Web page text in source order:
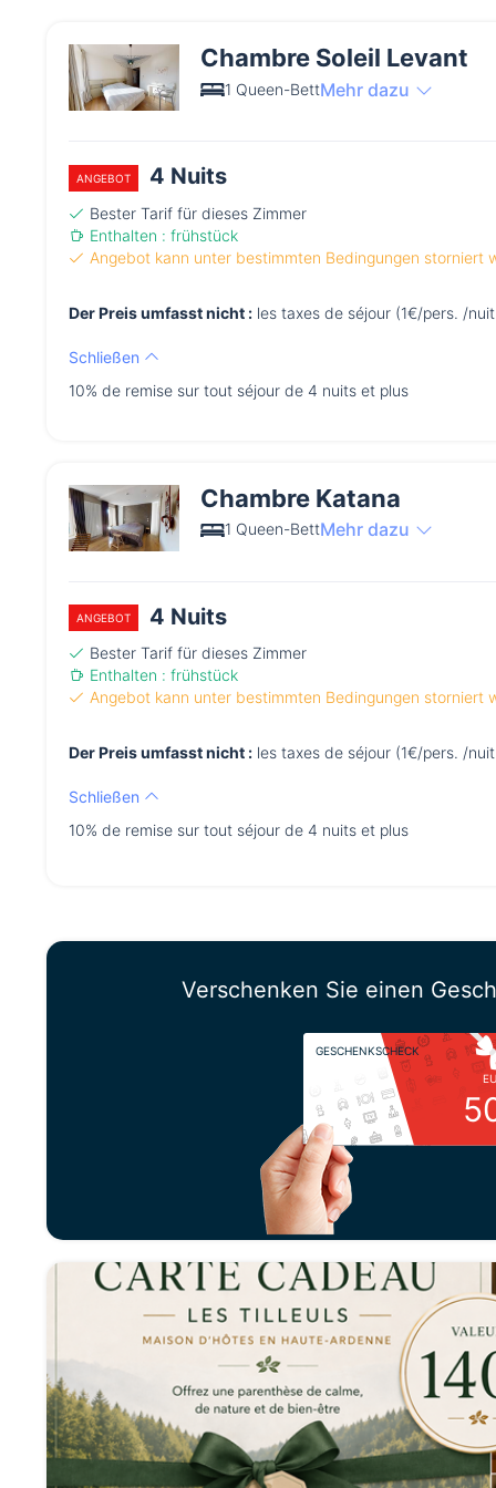
Chambre Soleil Levant
1 Queen-BettMehr dazu
ANGEBOT 4 Nuits
Bester Tarif für dieses Zimmer
Enthalten : frühstück
Angebot kann unter bestimmten Bedingungen storniert
Der Preis umfasst nicht : les taxes de séjour (1€/pers. /nuit
Schließen
10% de remise sur tout séjour de 4 nuits et plus
Chambre Katana
1 Queen-BettMehr dazu
ANGEBOT 4 Nuits
Bester Tarif für dieses Zimmer
Enthalten : frühstück
Angebot kann unter bestimmten Bedingungen storniert
Der Preis umfasst nicht : les taxes de séjour (1€/pers. /nuit
Schließen
10% de remise sur tout séjour de 4 nuits et plus
Verschenken Sie einen
GESCHENKSCHECK